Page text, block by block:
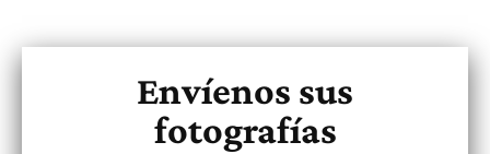
Envíenos sus
fotografías